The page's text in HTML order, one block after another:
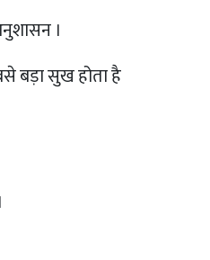
।
बड़ा सुख होता है